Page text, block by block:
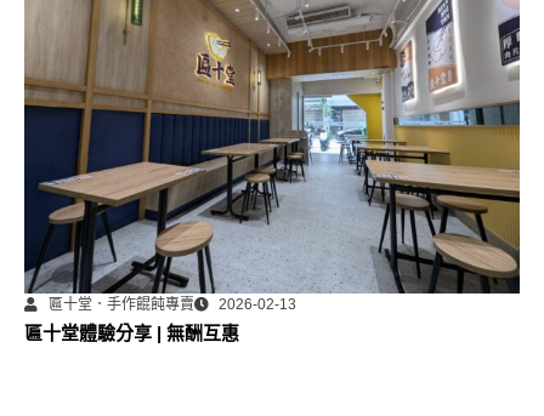
匾十堂．手作餛飩專賣 2026-02-13
匾十堂體驗分享 | 無酬互惠